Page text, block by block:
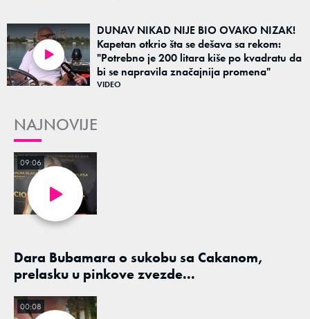
DUNAV NIKAD NIJE BIO OVAKO NIZAK!
Kapetan otkrio šta se dešava sa rekom:
"Potrebno je 200 litara kiše po kvadratu da
bi se napravila značajnija promena"
VIDEO
NAJNOVIJE
Dara Bubamara o sukobu sa Cakanom,
prelasku u pinkove zvezde...
09:06
00:08